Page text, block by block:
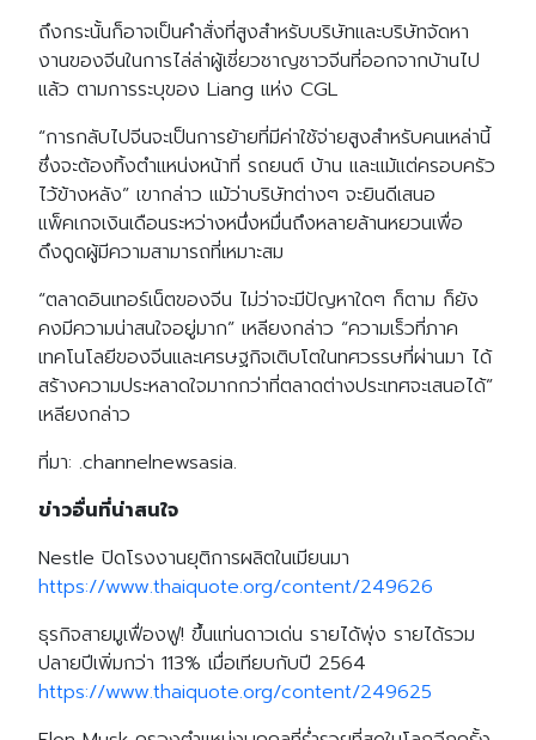
ถึงกระนั้นก็อาจเป็นคำสั่งที่สูงสำหรับบริษัทและบริษัทจัดหา
งานของจีนในการไล่ล่าผู้เชี่ยวชาญชาวจีนที่ออกจากบ้านไป
แล้ว ตามการระบุของ Liang แห่ง CGL
“การกลับไปจีนจะเป็นการย้ายที่มีค่าใช้จ่ายสูงสำหรับคนเหล่านี้
ซึ่งจะต้องทิ้งตำแหน่งหน้าที่ รถยนต์ บ้าน และแม้แต่ครอบครัว
ไว้ข้างหลัง” เขากล่าว แม้ว่าบริษัทต่างๆ จะยินดีเสนอ
แพ็คเกจเงินเดือนระหว่างหนึ่งหมื่นถึงหลายล้านหยวนเพื่อ
ดึงดูดผู้มีความสามารถที่เหมาะสม
“ตลาดอินเทอร์เน็ตของจีน ไม่ว่าจะมีปัญหาใดๆ ก็ตาม ก็ยัง
คงมีความน่าสนใจอยู่มาก” เหลียงกล่าว “ความเร็วที่ภาค
เทคโนโลยีของจีนและเศรษฐกิจเติบโตในทศวรรษที่ผ่านมา ได้
สร้างความประหลาดใจมากกว่าที่ตลาดต่างประเทศจะเสนอได้”
เหลียงกล่าว
ที่มา: .channelnewsasia.
ข่าวอื่นที่น่าสนใจ
Nestle ปิดโรงงานยุติการผลิตในเมียนมา
https://www.thaiquote.org/content/249626
ธุรกิจสายมูเฟื่องฟู! ขึ้นแท่นดาวเด่น รายได้พุ่ง รายได้รวม
ปลายปีเพิ่มกว่า 113% เมื่อเทียบกับปี 2564
https://www.thaiquote.org/content/249625